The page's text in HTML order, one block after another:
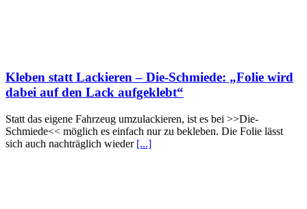
Kleben statt Lackieren – Die-Schmiede: „Folie wird
dabei auf den Lack aufgeklebt“
Statt das eigene Fahrzeug umzulackieren, ist es bei >>Die-
Schmiede<< möglich es einfach nur zu bekleben. Die Folie lässt
sich auch nachträglich wieder [...]